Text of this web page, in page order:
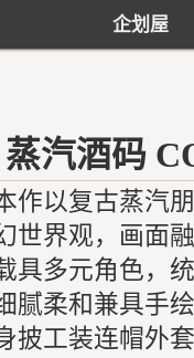
企划屋
蒸汽酒码
作以复古蒸汽
世界观，画面
具多元角色，
腻柔和兼具手
披工装连帽外